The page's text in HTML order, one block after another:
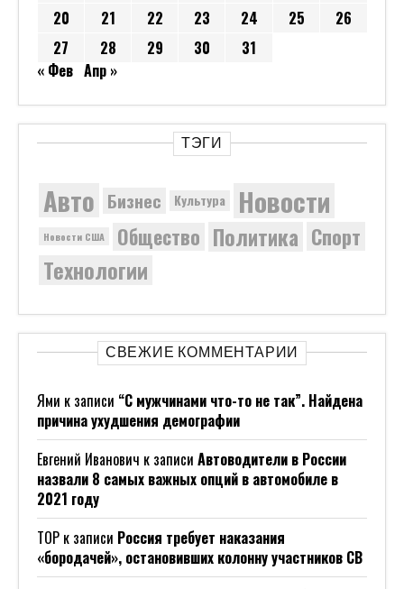
20
21 22 23 24 25
26
27
28 29 30
31
« Фев Апр »
ТЭГИ
Авто Бизнес Культура Новости
Новости США Общество Политика Спорт
Технологии
СВЕЖИЕ КОММЕНТАРИИ
Ями к записи “С мужчинами что-то не так”. Найдена
причина ухудшения демографии
Евгений Иванович к записи Автоводители в России
назвали 8 самых важных опций в автомобиле в
2021 году
ТОР к записи Россия требует наказания
«бородачей», остановивших колонну участников СВ